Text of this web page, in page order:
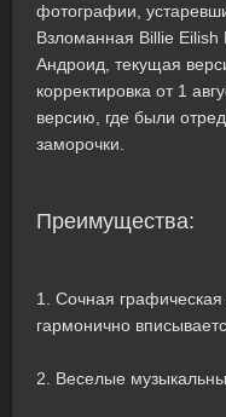
фотографии,
Взломанная Billie
Андроид, текущая
корректировка от 1
версию, где были
заморочки.
Преимущества:
1. Сочная
гармонично
2. Веселые